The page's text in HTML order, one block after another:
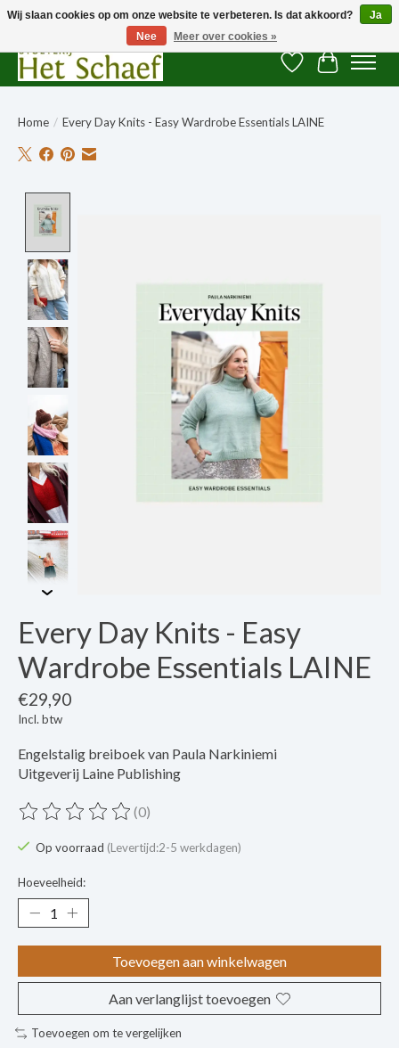
Verlanglijst
Home / Every Day Knits - Easy Wardrobe Essentials LAINE
Every Day Knits - Easy
Wardrobe Essentials LAINE
€29,90
Incl. btw
Engelstalig breiboek van Paula Narkiniemi
Uitgeverij Laine Publishing
De beoordeling van dit product is
(0)
Op voorraad (Levertijd:2-5 werkdagen)
Hoeveelheid:
Toevoegen aan winkelwagen
Aan verlanglijst toevoegen
Toevoegen om te vergelijken
Wij slaan cookies op om onze website te verbeteren. Is dat akkoord?
Ja
Nee
Meer over cookies »